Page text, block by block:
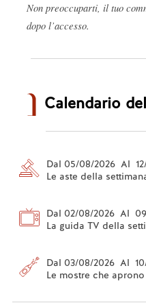
Non preoccuparti, il tuo
dopo l’accesso.
Calendario
Dal 05/08/2026 Al
Le aste della
Dal 02/08/2026 Al
La guida TV della
Dal 03/08/2026 Al
Le mostre che